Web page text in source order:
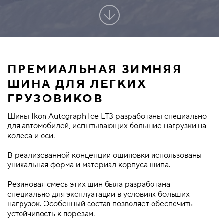
ПРЕМИАЛЬНАЯ ЗИМНЯЯ
ШИНА ДЛЯ ЛЕГКИХ
ГРУЗОВИКОВ
Шины Ikon Autograph Ice LT3 разработаны специально
для автомобилей, испытывающих большие нагрузки на
колеса и оси.
В реализованной концепции ошиповки использованы
уникальная форма и материал корпуса шипа.
Резиновая смесь этих шин была разработана
специально для эксплуатации в условиях больших
нагрузок. Особенный состав позволяет обеспечить
устойчивость к порезам.